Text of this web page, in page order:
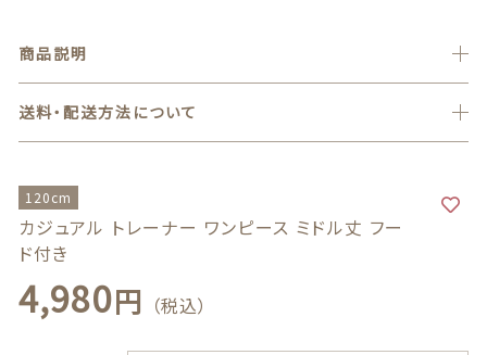
商品説明
送料・配送方法について
120cm
カジュアル トレーナー ワンピース ミドル丈 フー
ド付き
4,980円 （税込）
BOYS
ギフトボックス